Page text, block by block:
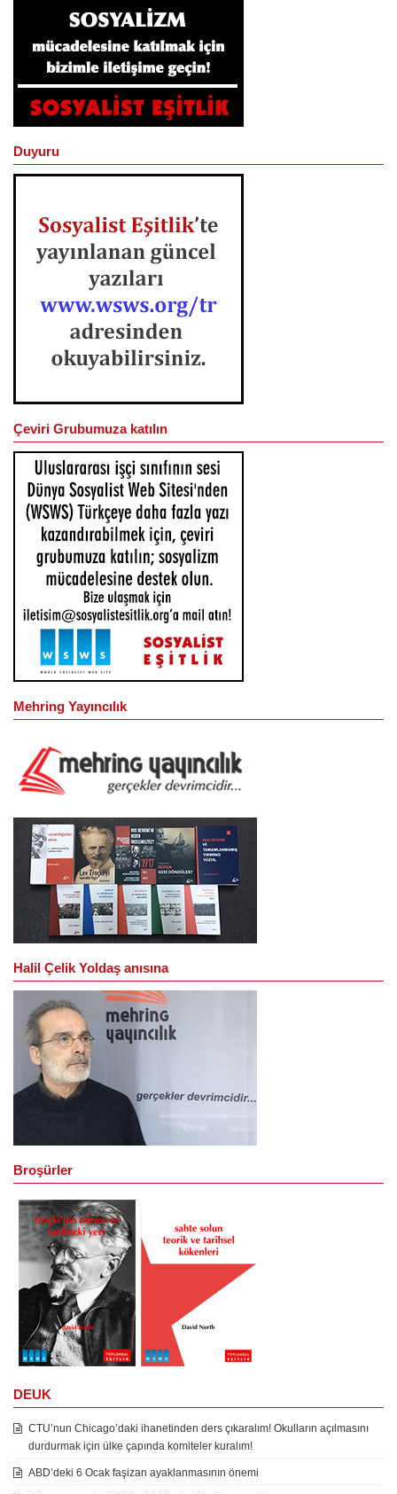
Duyuru
Çeviri Grubumuza katılın
Mehring Yayıncılık
Halil Çelik Yoldaş anısına
Broşürler
DEUK
CTU’nun Chicago’daki ihanetinden ders çıkaralım! Okulların açılmasını
durdurmak için ülke çapında komiteler kuralım!
ABD’deki 6 Ocak faşizan ayaklanmasının önemi